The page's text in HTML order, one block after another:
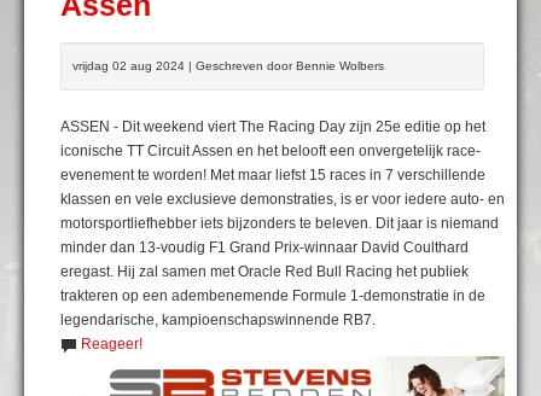
vrijdag 02 aug 2024 | Geschreven door Bennie Wolbers
ASSEN - Dit weekend viert The Racing Day zijn 25e editie op het
iconische TT Circuit Assen en het belooft een onvergetelijk race-
evenement te worden! Met maar liefst 15 races in 7 verschillende
klassen en vele exclusieve demonstraties, is er voor iedere auto- en
motorsportliefhebber iets bijzonders te beleven. Dit jaar is niemand
minder dan 13-voudig F1 Grand Prix-winnaar David Coulthard
eregast. Hij zal samen met Oracle Red Bull Racing het publiek
trakteren op een adembenemende Formule 1-demonstratie in de
legendarische, kampioenschapswinnende RB7.
Reageer!